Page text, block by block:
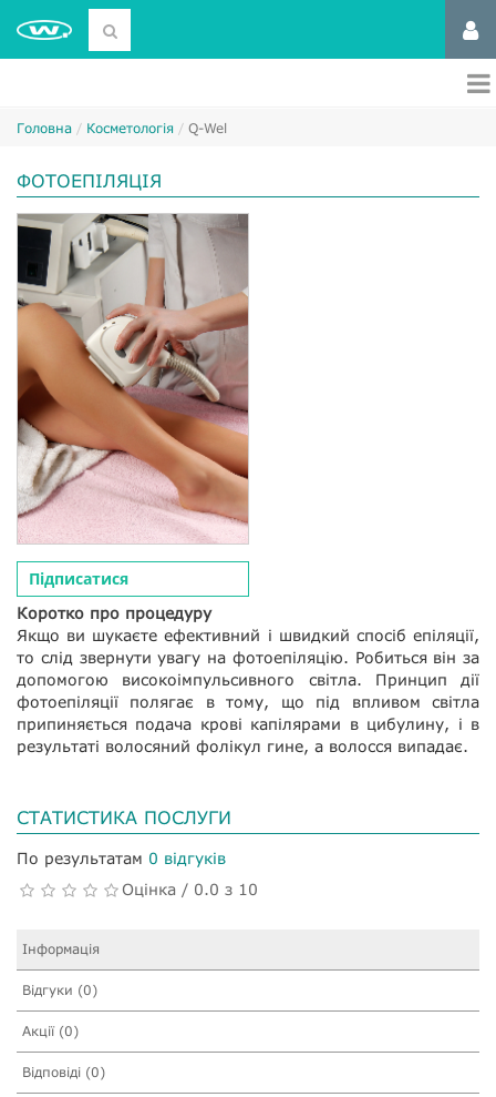
Головна Косметологія Q-Wel
ФОТОЕПІЛЯЦІЯ
Підписатися
Коротко про процедуру
Якщо ви шукаєте ефективний і швидкий спосіб епіляції,
то слід звернути увагу на фотоепіляцію. Робиться він за
допомогою високоімпульсивного світла. Принцип дії
фотоепіляції полягає в тому, що під впливом світла
припиняється подача крові капілярами в цибулину, і в
результаті волосяний фолікул гине, а волосся випадає.
СТАТИСТИКА ПОСЛУГИ
По результатам 0 відгуків
Оцінка / 0.0 з 10
Інформація
Відгуки (0)
Акції (0)
Відповіді (0)